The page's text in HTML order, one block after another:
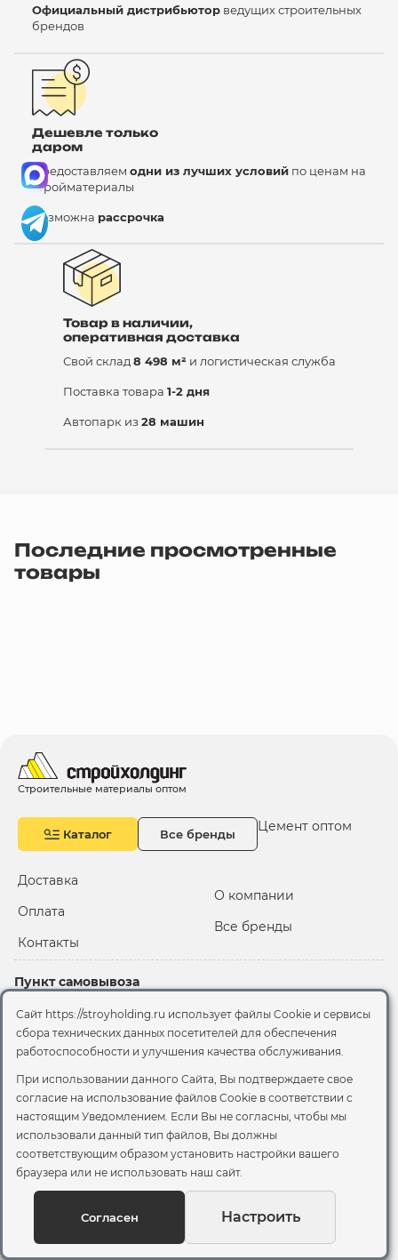
Официальный дистрибьютор ведущих строительных
брендов
Дешевле только
даром
Предоставляем одни из лучших условий по ценам на
стройматериалы
Возможна рассрочка
Товар в наличии,
оперативная доставка
Свой склад 8 498 м² и логистическая служба
Поставка товара 1-2 дня
Автопарк из 28 машин
Последние просмотренные
товары
Строительные материалы оптом
Каталог Все бренды Цемент оптом
Доставка
Оплата
Контакты
О компании
Все бренды
Пункт самовывоза
2-й Иртышский проезд,
территория 2А стр.3
Офис
Москва, ул. Вятская, 49с1
© 2026 Стройхолдинг | г. Москва
Договор оферта
Политика конфиденциальности
Вы можете отозвать своё согласие, написав на
sales@stroyholding.ru
Сайт https://stroyholding.ru использует файлы Cookie и сервисы
сбора технических данных посетителей для обеспечения
работоспособности и улучшения качества обслуживания.
При использовании данного Сайта, Вы подтверждаете свое
согласие на использование файлов Cookie в соответствии с
настоящим Уведомлением. Если Вы не согласны, чтобы мы
использовали данный тип файлов, Вы должны
соответствующим образом установить настройки вашего
браузера или не использовать наш сайт.
Согласен Настроить